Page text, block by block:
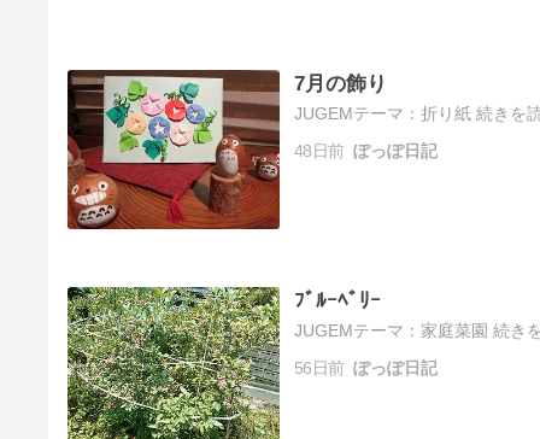
7月の飾り
JUGEMテーマ：折り紙 続きを
48日前 ぽっぽ日記
ﾌﾞﾙｰﾍﾞﾘｰ
JUGEMテーマ：家庭菜園 続き
56日前 ぽっぽ日記